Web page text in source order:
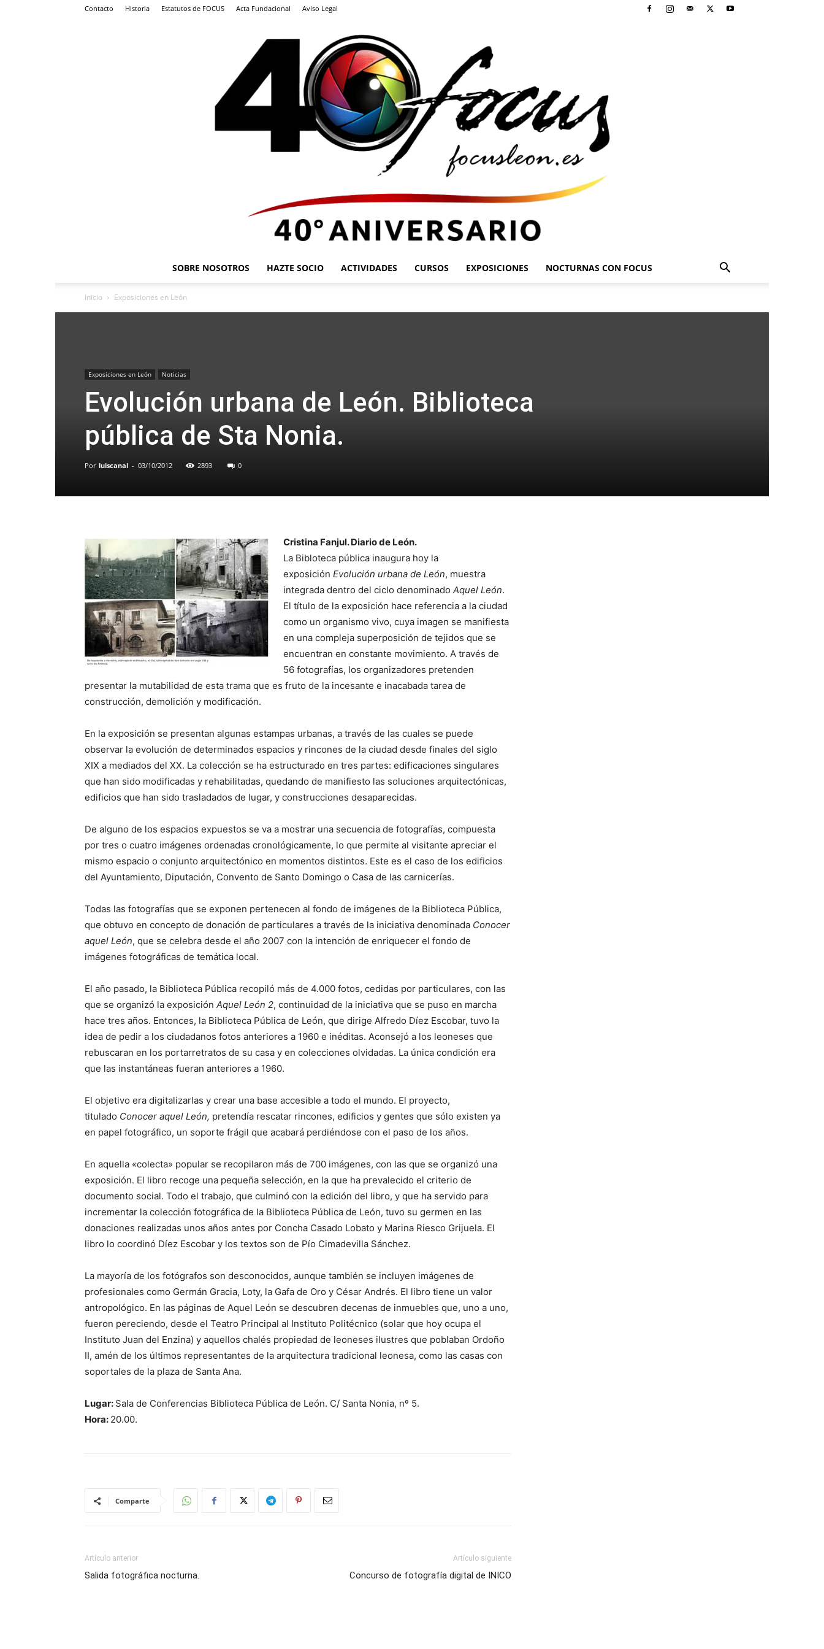
Contacto Historia Estatutos de FOCUS Acta Fundacional Aviso Legal
SOBRE NOSOTROS HAZTE SOCIO ACTIVIDADES CURSOS EXPOSICIONES NOCTURNAS CON FOCUS
Inicio Exposiciones en León
Exposiciones en León Noticias
Evolución urbana de León. Biblioteca
pública de Sta Nonia.
Por luiscanal - 03/10/2012 2893 0
Cristina Fanjul. Diario de León.
La Bibloteca pública inaugura hoy la
exposición Evolución urbana de León, muestra
integrada dentro del ciclo denominado Aquel León.
El título de la exposición hace referencia a la ciudad
como un organismo vivo, cuya imagen se manifiesta
en una compleja superposición de tejidos que se
encuentran en constante movimiento. A través de
56 fotografías, los organizadores pretenden
presentar la mutabilidad de esta trama que es fruto de la incesante e inacabada tarea de
construcción, demolición y modificación.
En la exposición se presentan algunas estampas urbanas, a través de las cuales se puede
observar la evolución de determinados espacios y rincones de la ciudad desde finales del siglo
XIX a mediados del XX. La colección se ha estructurado en tres partes: edificaciones singulares
que han sido modificadas y rehabilitadas, quedando de manifiesto las soluciones arquitectónicas,
edificios que han sido trasladados de lugar, y construcciones desaparecidas.
De alguno de los espacios expuestos se va a mostrar una secuencia de fotografías, compuesta
por tres o cuatro imágenes ordenadas cronológicamente, lo que permite al visitante apreciar el
mismo espacio o conjunto arquitectónico en momentos distintos. Este es el caso de los edificios
del Ayuntamiento, Diputación, Convento de Santo Domingo o Casa de las carnicerías.
Todas las fotografías que se exponen pertenecen al fondo de imágenes de la Biblioteca Pública,
que obtuvo en concepto de donación de particulares a través de la iniciativa denominada Conocer
aquel León, que se celebra desde el año 2007 con la intención de enriquecer el fondo de
imágenes fotográficas de temática local.
El año pasado, la Biblioteca Pública recopiló más de 4.000 fotos, cedidas por particulares, con las
que se organizó la exposición Aquel León 2, continuidad de la iniciativa que se puso en marcha
hace tres años. Entonces, la Biblioteca Pública de León, que dirige Alfredo Díez Escobar, tuvo la
idea de pedir a los ciudadanos fotos anteriores a 1960 e inéditas. Aconsejó a los leoneses que
rebuscaran en los portarretratos de su casa y en colecciones olvidadas. La única condición era
que las instantáneas fueran anteriores a 1960.
El objetivo era digitalizarlas y crear una base accesible a todo el mundo. El proyecto,
titulado Conocer aquel León, pretendía rescatar rincones, edificios y gentes que sólo existen ya
en papel fotográfico, un soporte frágil que acabará perdiéndose con el paso de los años.
En aquella «colecta» popular se recopilaron más de 700 imágenes, con las que se organizó una
exposición. El libro recoge una pequeña selección, en la que ha prevalecido el criterio de
documento social. Todo el trabajo, que culminó con la edición del libro, y que ha servido para
incrementar la colección fotográfica de la Biblioteca Pública de León, tuvo su germen en las
donaciones realizadas unos años antes por Concha Casado Lobato y Marina Riesco Grijuela. El
libro lo coordinó Díez Escobar y los textos son de Pío Cimadevilla Sánchez.
La mayoría de los fotógrafos son desconocidos, aunque también se incluyen imágenes de
profesionales como Germán Gracia, Loty, la Gafa de Oro y César Andrés. El libro tiene un valor
antropológico. En las páginas de Aquel León se descubren decenas de inmuebles que, uno a uno,
fueron pereciendo, desde el Teatro Principal al Instituto Politécnico (solar que hoy ocupa el
Instituto Juan del Enzina) y aquellos chalés propiedad de leoneses ilustres que poblaban Ordoño
II, amén de los últimos representantes de la arquitectura tradicional leonesa, como las casas con
soportales de la plaza de Santa Ana.
Lugar: Sala de Conferencias Biblioteca Pública de León. C/ Santa Nonia, nº 5.
Hora: 20.00.
Comparte
Artículo anterior
Salida fotográfica nocturna.
Artículo siguiente
Concurso de fotografía digital de INICO